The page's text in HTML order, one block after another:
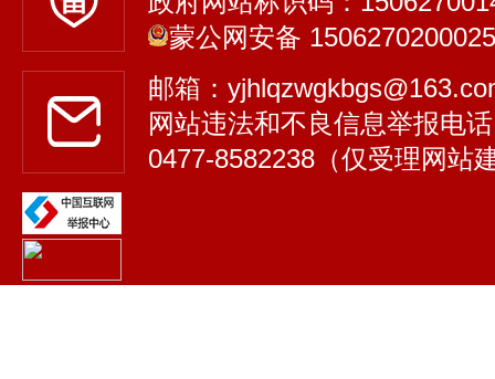
蒙公网安备
邮箱：
网站违法和不良信息举报电
0477-8582238（仅受理网站